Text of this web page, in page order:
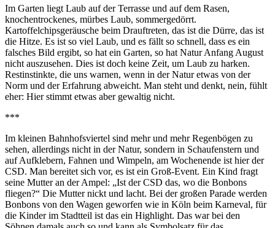
Im Garten liegt Laub auf der Terrasse und auf dem Rasen,
knochentrockenes, mürbes Laub, sommergedörrt.
Kartoffelchipsgeräusche beim Drauftreten, das ist die Dürre, das ist
die Hitze. Es ist so viel Laub, und es fällt so schnell, dass es ein
falsches Bild ergibt, so hat ein Garten, so hat Natur Anfang August
nicht auszusehen. Dies ist doch keine Zeit, um Laub zu harken.
Restinstinkte, die uns warnen, wenn in der Natur etwas von der
Norm und der Erfahrung abweicht. Man steht und denkt, nein, fühlt
eher: Hier stimmt etwas aber gewaltig nicht.
***
Im kleinen Bahnhofsviertel sind mehr und mehr Regenbögen zu
sehen, allerdings nicht in der Natur, sondern in Schaufenstern und
auf Aufklebern, Fahnen und Wimpeln, am Wochenende ist hier der
CSD. Man bereitet sich vor, es ist ein Groß-Event. Ein Kind fragt
seine Mutter an der Ampel: „Ist der CSD das, wo die Bonbons
fliegen?“ Die Mutter nickt und lacht. Bei der großen Parade werden
Bonbons von den Wagen geworfen wie in Köln beim Karneval, für
die Kinder im Stadtteil ist das ein Highlight. Das war bei den